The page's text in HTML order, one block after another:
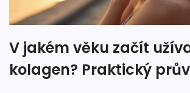
V jakém věku začít
kolagen? Praktický